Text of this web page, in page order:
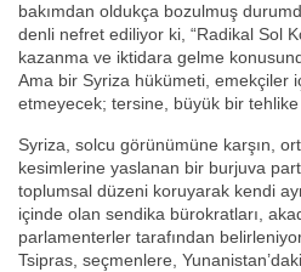
bakımdan oldukça bozulmuş
denli nefret ediliyor ki, “Radikal Sol
kazanma ve iktidara gelme
Ama bir Syriza hükümeti, emekçiler
etmeyecek; tersine, büyük bir
Syriza, solcu görünümüne karşın,
kesimlerine yaslanan bir burjuva
toplumsal düzeni koruyarak kendi
içinde olan sendika bürokratları,
parlamenterler tarafından
Tsipras, seçmenlere,